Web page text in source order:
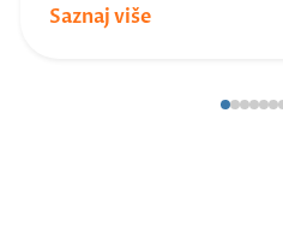
Saznaj više